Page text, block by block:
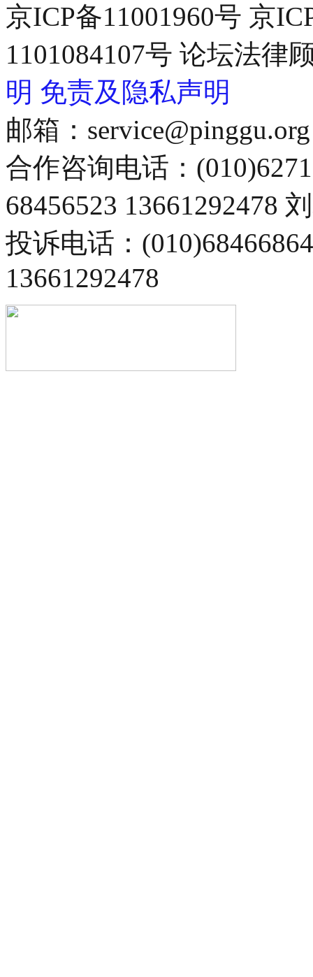
京ICP备11001960号 京
1101084107号 论坛法律
明 免责及隐私声明
邮箱：service@pinggu.org
合作咨询电话：
68456523 13661292478
投诉电话：
13661292478